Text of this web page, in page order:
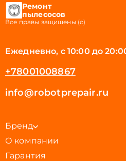
Ремонт
пылесосов
Все правы защищены (с)
Ежедневно, с 10:00 до
+78001008867
info@robotprepair.ru
Бренд
О компании
Гарантия